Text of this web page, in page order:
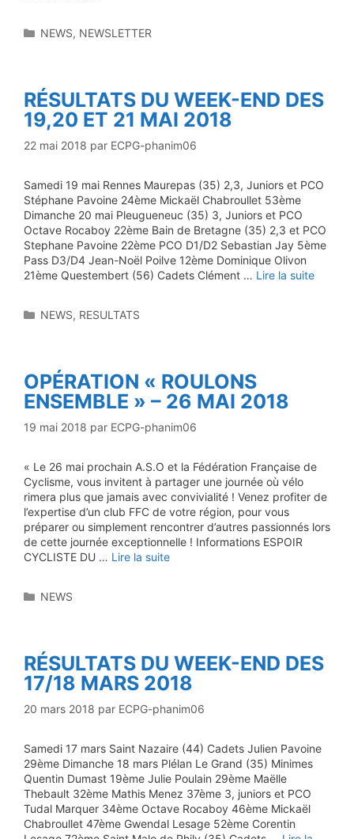
Catégories
NEWS, NEWSLETTER
RÉSULTATS DU WEEK-END DES
19,20 ET 21 MAI 2018
22 mai 2018 par ECPG-phanim06
Samedi 19 mai Rennes Maurepas (35) 2,3, Juniors et PCO
Stéphane Pavoine 24ème Mickaël Chabroullet 53ème
Dimanche 20 mai Pleugueneuc (35) 3, Juniors et PCO
Octave Rocaboy 22ème Bain de Bretagne (35) 2,3 et PCO
Stephane Pavoine 22ème PCO D1/D2 Sebastian Jay 5ème
Pass D3/D4 Jean-Noël Poilve 12ème Dominique Olivon
21ème Questembert (56) Cadets Clément … Lire la suite
Catégories
NEWS, RESULTATS
OPÉRATION « ROULONS
ENSEMBLE » – 26 MAI 2018
19 mai 2018 par ECPG-phanim06
« Le 26 mai prochain A.S.O et la Fédération Française de
Cyclisme, vous invitent à partager une journée où vélo
rimera plus que jamais avec convivialité ! Venez profiter de
l’expertise d’un club FFC de votre région, pour vous
préparer ou simplement rencontrer d’autres passionnés lors
de cette journée exceptionnelle ! Informations ESPOIR
CYCLISTE DU … Lire la suite
Catégories
NEWS
RÉSULTATS DU WEEK-END DES
17/18 MARS 2018
20 mars 2018 par ECPG-phanim06
Samedi 17 mars Saint Nazaire (44) Cadets Julien Pavoine
29ème Dimanche 18 mars Plélan Le Grand (35) Minimes
Quentin Dumast 19ème Julie Poulain 29ème Maëlle
Thebault 32ème Mathis Menez 37ème 3, juniors et PCO
Tudal Marquer 34ème Octave Rocaboy 46ème Mickaël
Chabroullet 47ème Gwendal Lesage 52ème Corentin